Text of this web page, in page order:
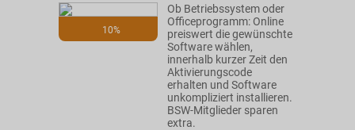
10%
Ob Betriebssystem oder
Officeprogramm: Online
preiswert die gewünschte
Software wählen,
innerhalb kurzer Zeit den
Aktivierungscode
erhalten und Software
unkompliziert installieren.
BSW-Mitglieder sparen
extra.